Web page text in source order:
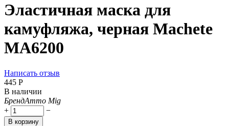
Эластичная маска для
камуфляжа, черная Machete
MA6200
Написать отзыв
‍445‍ Р
В наличии
БрендAmmo Mig
+
−
В корзину